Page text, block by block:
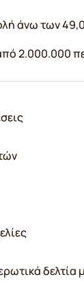
άνω των
2.000.000
δελτία